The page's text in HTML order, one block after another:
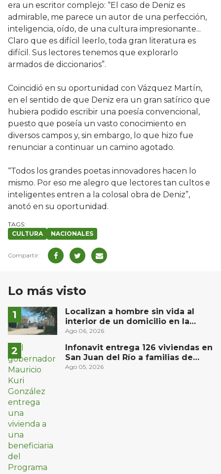
era un escritor complejo: “El caso de Deniz es
admirable, me parece un autor de una perfección,
inteligencia, oído, de una cultura impresionante...
Claro que es difícil leerlo, toda gran literatura es
difícil. Sus lectores tenemos que explorarlo
armados de diccionarios”.
Coincidió en su oportunidad con Vázquez Martín,
en el sentido de que Deniz era un gran satírico que
hubiera podido escribir una poesía convencional,
puesto que poseía un vasto conocimiento en
diversos campos y, sin embargo, lo que hizo fue
renunciar a continuar un camino agotado.
“Todos los grandes poetas innovadores hacen lo
mismo. Por eso me alegro que lectores tan cultos e
inteligentes entren a la colosal obra de Deniz”,
anotó en su oportunidad.
CULTURA NACIONALES
Lo más visto
Localizan a hombre sin vida al
interior de un domicilio en la
comunidad El Rodeo, San Juan del
Ago 06, 2026
Infonavit entrega 126 viviendas en
San Juan del Río a familias de
bajos ingresos
Ago 05, 2026